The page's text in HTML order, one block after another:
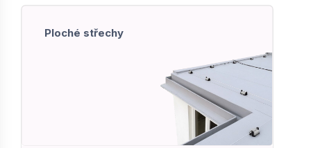
Ploché střechy